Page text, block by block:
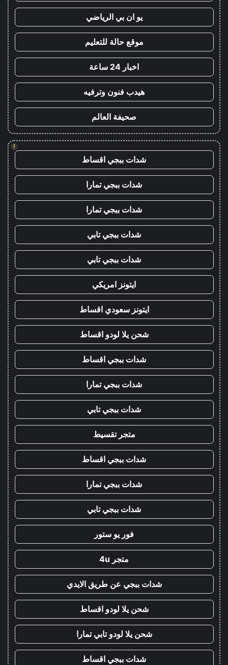
يو ان بي الرياضي
موقع حالة للتعليم
اخبار 24 ساعة
هيدب فنون وترفيه
صحيفة العالم
!
شدات ببجي اقساط
شدات ببجي تمارا
شدات ببجي تمارا
شدات ببجي تابي
شدات ببجي تابي
ايتونز امريكي
ايتونز سعودي اقساط
شحن يلا لودو اقساط
شدات ببجي اقساط
شدات ببجي تمارا
شدات ببجي تابي
متجر تقسيط
شدات ببجي اقساط
شدات ببجي تمارا
شدات ببجي تابي
فور يو ستور
متجر 4u
شدات ببجي عن طريق الايدي
شحن يلا لودو اقساط
شحن يلا لودو تابي تمارا
شدات ببجي اقساط